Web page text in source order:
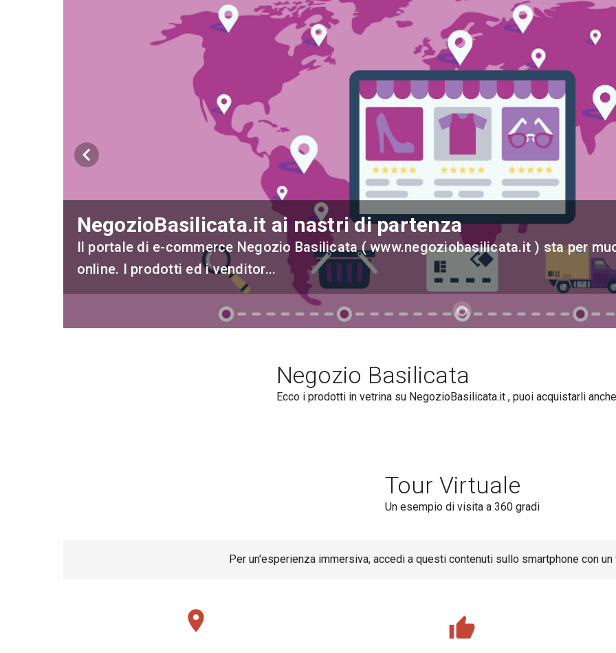
NegozioBasilicata.it ai nastri di partenza
Il portale di e-commerce Negozio Basilicata ( www.negoziobasilicata.it ) sta per
online. I prodotti ed i venditor...
keyboard_arrow_left
trip_origin
Negozio Basilicata
Ecco i prodotti in vetrina su NegozioBasilicata.it , puoi acquistarli
Tour Virtuale
Un esempio di visita a 360 gradi
Per un'esperienza immersiva, accedi a questi contenuti sullo smartphone con
place thumb_up